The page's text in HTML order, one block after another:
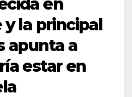
y la principal
apunta a
estar en